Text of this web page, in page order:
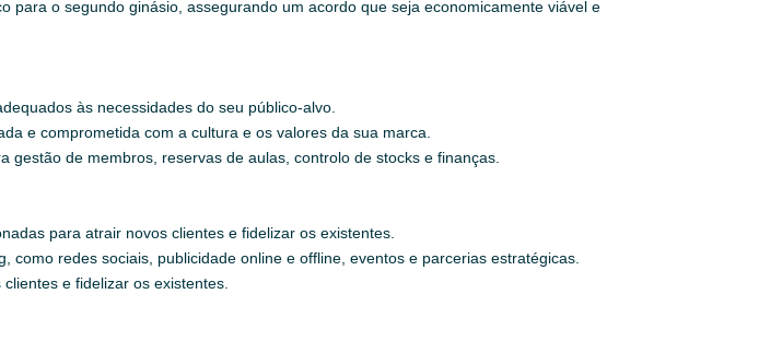
para o segundo ginásio, assegurando um acordo que seja economicamente viável e
às necessidades do seu público-alvo.
e comprometida com a cultura e os valores da sua marca.
gestão de membros, reservas de aulas, controlo de stocks e finanças.
para atrair novos clientes e fidelizar os existentes.
como redes sociais, publicidade online e offline, eventos e parcerias estratégicas.
e fidelizar os existentes.